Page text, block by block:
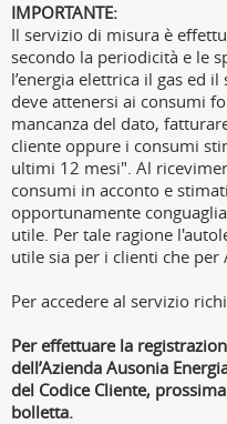
IMPORTANTE:
Il servizio di misura è
secondo la periodicità e le
l’energia elettrica il gas ed
deve attenersi ai consumi
mancanza del dato,
cliente oppure i consumi
ultimi 12 mesi". Al
consumi in acconto e
opportunamente
utile. Per tale ragione
utile sia per i clienti che per
Per accedere al servizio
Per effettuare la
dell’Azienda Ausonia
del Codice Cliente,
bolletta.